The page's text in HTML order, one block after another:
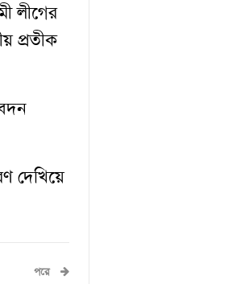
লীগের
প্রতীক
দেখিয়ে
পরে